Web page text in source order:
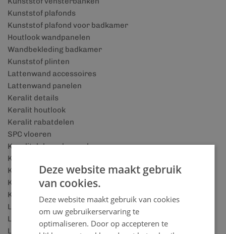
Kunststof plafonds
Kunststof plafond voor badkamer
Houtlook wandpanelen
Wandbekleding badkamer
Kunststof plinten
Lattenwand accessoires
Lattenwand panelen
Keralit details
Keralit houtlook
Keralit rabatdelen
SPC vloeren
Keralit dakrandpaneel
Keralit dakkapel
Kunststof schuurtje
Kunststof blokhut
Kunststof overkappingen
Lattenwand in slaapkamer
Lattenwand zwart
Lattenwand walnoot
Deze website maakt gebruik
van cookies.
Deze website maakt gebruik van cookies
om uw gebruikerservaring te
optimaliseren. Door op accepteren te